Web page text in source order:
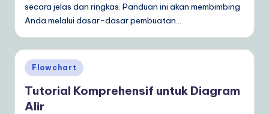
secara jelas dan ringkas. Panduan ini akan membimbing
Anda melalui dasar-dasar pembuatan…
Posted
in
Flowchart
Tutorial Komprehensif untuk Diagram
Alir